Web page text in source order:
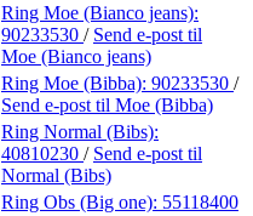
Ring Moe (Bianco jeans):
90233530 / Send e-post til
Moe (Bianco jeans)
Ring Moe (Bibba): 90233530 /
Send e-post til Moe (Bibba)
Ring Normal (Bibs):
40810230 / Send e-post til
Normal (Bibs)
Ring Obs (Big one): 55118400